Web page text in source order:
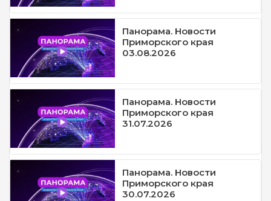
Панорама. Новости
Приморского края
03.08.2026
Панорама. Новости
Приморского края
31.07.2026
Панорама. Новости
Приморского края
30.07.2026